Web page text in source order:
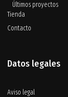
Últimos proyectos
Tienda
Contacto
Datos legales
Aviso legal